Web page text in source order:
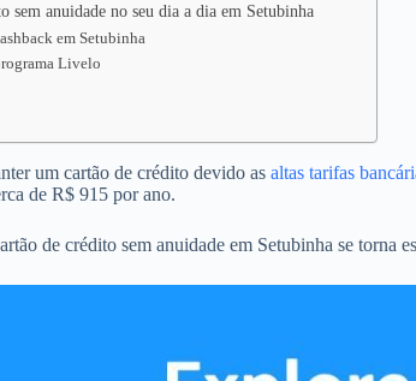
sem anuidade no seu dia a dia em Setubinha
em Setubinha
Livelo
um cartão de crédito devido as altas tarifas
de R$ 915 por ano.
de crédito sem anuidade em Setubinha se torna